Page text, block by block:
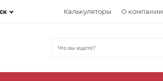
Калькуляторы О компании